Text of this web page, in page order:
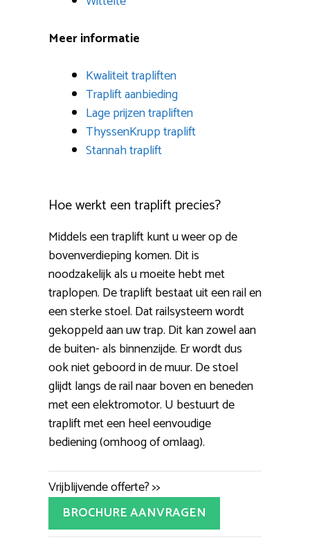
Meer informatie
Kwaliteit trapliften
Traplift aanbieding
Lage prijzen trapliften
ThyssenKrupp traplift
Stannah traplift
Hoe werkt een traplift precies?
Middels een traplift kunt u weer op de
bovenverdieping komen. Dit is
noodzakelijk als u moeite hebt met
traplopen. De traplift bestaat uit een rail en
een sterke stoel. Dat railsysteem wordt
gekoppeld aan uw trap. Dit kan zowel aan
de buiten- als binnenzijde. Er wordt dus
ook niet geboord in de muur. De stoel
glijdt langs de rail naar boven en beneden
met een elektromotor. U bestuurt de
traplift met een heel eenvoudige
bediening (omhoog of omlaag).
Vrijblijvende offerte? >>
BROCHURE AANVRAGEN